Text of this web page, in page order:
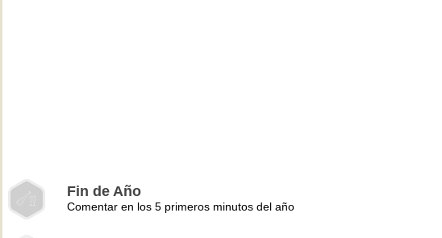
Fin de Año
Comentar en los 5 primeros minutos del año